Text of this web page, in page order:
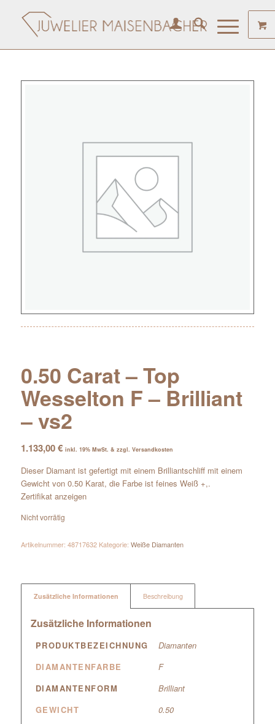
0.50 Carat – Top
Wesselton F – Brilliant
– vs2
1.133,00€ inkl. 19% MwSt. & zzgl. Versandkosten
Dieser Diamant ist gefertigt mit einem Brilliantschliff mit einem
Gewicht von 0.50 Karat, die Farbe ist feines Weiß +,.
Zertifikat anzeigen
Nicht vorrätig
Artikelnummer: 48717632 Kategorie: Weiße Diamanten
Zusätzliche Informationen Beschreibung
Zusätzliche Informationen
PRODUKTBEZEICHNUNG
Diamanten
DIAMANTENFARBE
F
DIAMANTENFORM
Brilliant
GEWICHT
0.50